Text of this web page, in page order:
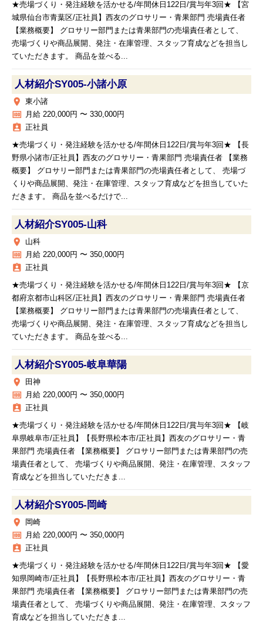
★売場づくり・発注経験を活かせる/年間休日122日/賞与年3回★ 【宮
城県仙台市青葉区/正社員】西友のグロサリー・青果部門 売場責任者
【業務概要】 グロサリー部門または青果部門の売場責任者として、
売場づくりや商品展開、発注・在庫管理、スタッフ育成などを担当し
ていただきます。 商品を並べる...
人材紹介SY005‐小諸小原
place 東小諸
money 月給 220,000円 〜 330,000円
assignment_ind 正社員
★売場づくり・発注経験を活かせる/年間休日122日/賞与年3回★ 【長
野県小諸市/正社員】西友のグロサリー・青果部門 売場責任者 【業務
概要】 グロサリー部門または青果部門の売場責任者として、 売場づ
くりや商品展開、発注・在庫管理、スタッフ育成などを担当していた
だきます。 商品を並べるだけで...
人材紹介SY005‐山科
place 山科
money 月給 220,000円 〜 350,000円
assignment_ind 正社員
★売場づくり・発注経験を活かせる/年間休日122日/賞与年3回★ 【京
都府京都市山科区/正社員】西友のグロサリー・青果部門 売場責任者
【業務概要】 グロサリー部門または青果部門の売場責任者として、
売場づくりや商品展開、発注・在庫管理、スタッフ育成などを担当し
ていただきます。 商品を並べる...
人材紹介SY005‐岐阜華陽
place 田神
money 月給 220,000円 〜 350,000円
assignment_ind 正社員
★売場づくり・発注経験を活かせる/年間休日122日/賞与年3回★ 【岐
阜県岐阜市/正社員】【長野県松本市/正社員】西友のグロサリー・青
果部門 売場責任者 【業務概要】 グロサリー部門または青果部門の売
場責任者として、 売場づくりや商品展開、発注・在庫管理、スタッフ
育成などを担当していただきま...
人材紹介SY005‐岡崎
place 岡崎
money 月給 220,000円 〜 350,000円
assignment_ind 正社員
★売場づくり・発注経験を活かせる/年間休日122日/賞与年3回★ 【愛
知県岡崎市/正社員】【長野県松本市/正社員】西友のグロサリー・青
果部門 売場責任者 【業務概要】 グロサリー部門または青果部門の売
場責任者として、 売場づくりや商品展開、発注・在庫管理、スタッフ
育成などを担当していただきま...